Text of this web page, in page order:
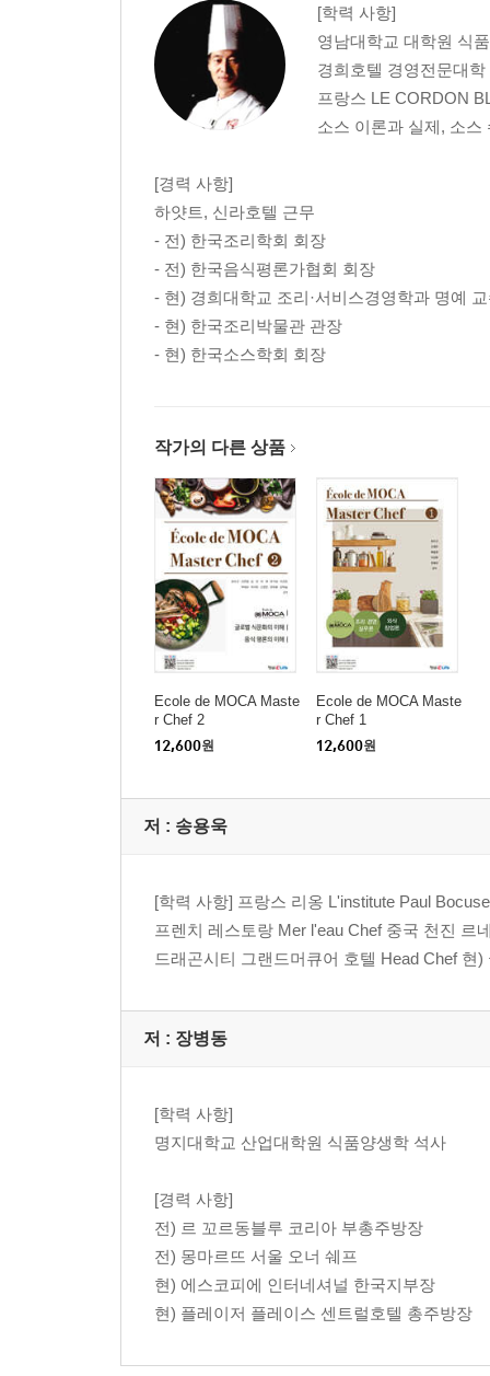
루를 넣은 육수 베이스 소스 … 56
1. 벨루테 소스 개요 … 57
2. 벨루테 소스 트렌드 … 59
3. 벨루테 소스의 비밀 … 61
5. 파생 벨루테 소스 … 67
6. 벨루테 소스에 얽힌 이야기 … 73
우유 베이스 소스 … 82
1. 베샤멜 소스 개요 … 83
2. 베샤멜 소스 트렌드 … 84
5. 파생 베샤멜 소스 … 90
6. 베샤멜 소스에 얽힌 이야기 … 94
토마토 베이스 소스 … 98
1. 토마토 소스 개요 … 99
2. 토마토 소스 트렌드 … 100
3. 토마토 소스의 비밀 … 102
4. 클래식 토마토 소스 … 104
5. 파생 토마토 소스 … 108
6. 토마토 소스에 얽힌 이야기 … 112
3. 식초(프렌치 드레싱) 소스의 비밀 … 125
4. 클래식 식초(프렌치 드레싱) 소스 … 127
5. 파생 식초(프렌치 드레싱) 소스 … 128
달걀 노른자와 오일 베이스 소스 … 142
2. 마요네즈 소스 트렌드 … 144
3. 마요네즈 소스의 비밀 … 146
5. 파생 마요네즈 소스 … 151
6. 마요네즈 소스에 얽힌 이야기 … 157
버터 베이스 소스 … 162
[학력 사항]
영남대학교 대학원 식
경희호텔 경영전문대
프랑스 LE CORDON
소스 이론과 실제, 소스
[경력 사항]
하얏트, 신라호텔 근무
- 전) 한국조리학회 회장
- 전) 한국음식평론가협회 회장
- 현) 경희대학교 조리·서비스경영학과 명예
- 현) 한국조리박물관 관장
- 현) 한국소스학회 회장
작가의 다른 상품
Ecole de MOCA Maste
r Chef 2
12,600원
Ecole de MOCA Maste
r Chef 1
12,600원
저 : 송용욱
[학력 사항] 프랑스 리옹 L'institute Paul
프렌치 레스토랑 Mer l'eau Chef 중국 천진 르
드래곤시티 그랜드머큐어 호텔 Head Chef 현)
저 : 장병동
[학력 사항]
명지대학교 산업대학원 식품양생학 석사
[경력 사항]
전) 르 꼬르동블루 코리아 부총주방장
전) 몽마르뜨 서울 오너 쉐프
현) 에스코피에 인터네셔널 한국지부장
현) 플레이저 플레이스 센트럴호텔 총주방장